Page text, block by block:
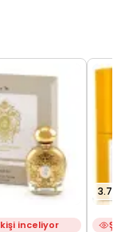
kişi inceliyor
3.7
Şu